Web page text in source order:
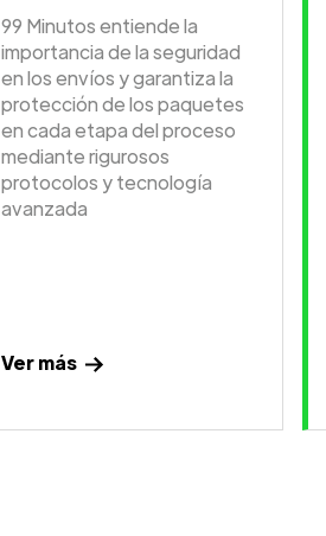
99 Minutos entiende la
importancia de la seguridad
en los envíos y garantiza la
protección de los paquetes
en cada etapa del proceso
mediante rigurosos
protocolos y tecnología
avanzada
Ver más